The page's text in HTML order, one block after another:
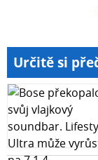
Určitě si